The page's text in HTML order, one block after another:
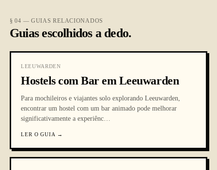
§ 04 — GUIAS RELACIONADOS
Guias escolhidos a dedo.
LEEUWARDEN
Hostels com Bar em Leeuwarden
Para mochileiros e viajantes solo explorando Leeuwarden,
encontrar um hostel com um bar animado pode melhorar
significativamente a experiênc…
LER O GUIA →